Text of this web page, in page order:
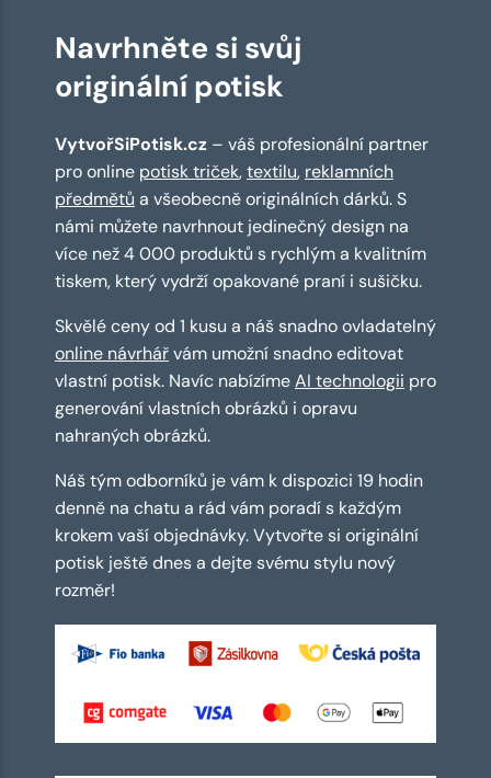
Navrhněte si svůj
originální potisk
VytvořSiPotisk.cz – váš profesionální partner
pro online potisk triček,textilu, reklamních
předmětů a všeobecně originálních dárků. S
námi můžete navrhnout jedinečný design na
více než 4 000 produktů s rychlým a kvalitním
tiskem, který vydrží opakované praní i sušičku.
Skvělé ceny od 1 kusu a náš snadno ovladatelný
online návrhářvám umožní snadno editovat
vlastní potisk. Navíc nabízímeAI technologii pro
generování vlastních obrázků i opravu
nahraných obrázků.
Náš tým odborníků je vám k dispozici 19 hodin
denně na chatu a rád vám poradí s každým
krokem vaší objednávky. Vytvořte si originální
potisk ještě dnes a dejte svému stylu nový
rozměr!